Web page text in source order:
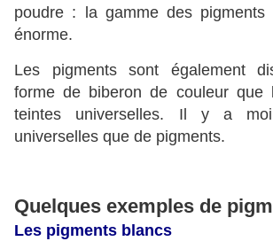
poudre : la gamme des pigments
énorme.
Les pigments sont également
forme de biberon de couleur que
teintes universelles. Il y a
universelles que de pigments.
Quelques exemples de
Les pigments blancs